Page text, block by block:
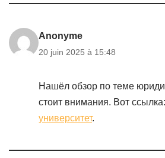
Anonyme
20 juin 2025 à 15:48
Нашёл обзор по теме
стоит внимания. Вот ссылка:
университет.